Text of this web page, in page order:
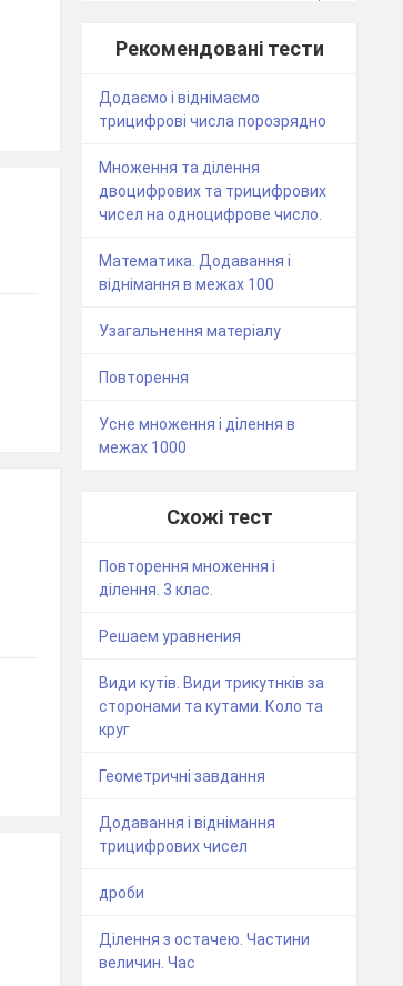
Рекомендовані тести
Додаємо і віднімаємо
трицифрові числа порозрядно
Множення та ділення
двоцифрових та трицифрових
чисел на одноцифрове число.
Математика. Додавання і
віднімання в межах 100
Узагальнення матеріалу
Повторення
Усне множення і ділення в
межах 1000
Схожі тест
Повторення множення і
ділення. 3 клас.
Решаем уравнения
Види кутів. Види трикутнків за
сторонами та кутами. Коло та
круг
Геометричні завдання
Додавання і віднімання
трицифрових чисел
дроби
Ділення з остачею. Частини
величин. Час